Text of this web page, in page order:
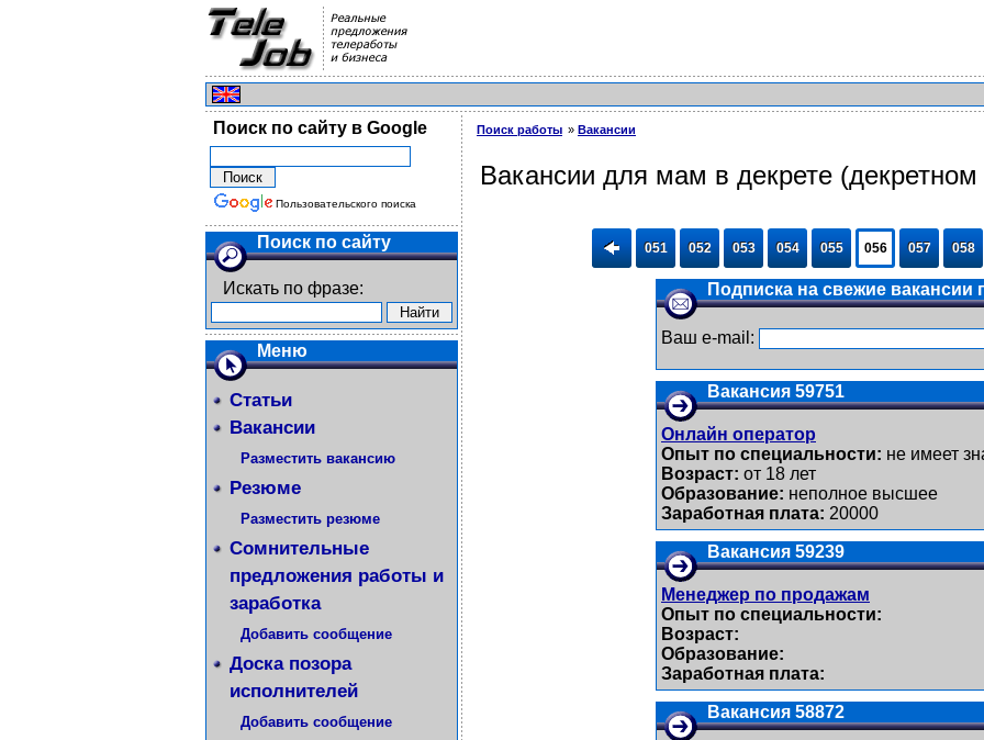
Поиск по сайту в Google
Пользовательского поиска
Поиск по сайту
Искать по фразе:
Меню
Статьи
Вакансии
Разместить вакансию
Резюме
Разместить резюме
Сомнительные
предложения работы и
заработка
Добавить сообщение
Доска позора
исполнителей
Добавить сообщение
Поиск работы Вакансии
Вакансии для мам в декрете (декретном
051 052 053 054 055 056 057 058
Подписка на свежие вакансии
Ваш e-mail:
Вакансия 59751
Онлайн оператор
Опыт по специальности: не имеет
Возраст: от 18 лет
Образование: неполное высшее
Заработная плата: 20000
Вакансия 59239
Менеджер по продажам
Опыт по специальности:
Возраст:
Образование:
Заработная плата:
Вакансия 58872